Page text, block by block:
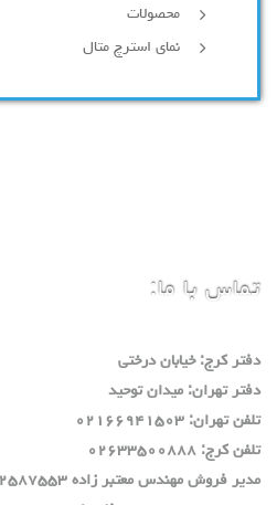
محصولات
نمای استرچ متال
تماس با ما:
دفتر كرج: خيابان درختي
دفتر تهران: ميدان توحيد
تلفن تهران: ٠٢١٦٦٩٤١٥٠٣
تلفن كرج: ٠٢٦٣٣٥٠٠٨٨٨
مدير فروش مهندس معتبر زاده ٠٩١٩٢٥٨٧٥٥٣